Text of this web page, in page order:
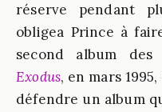
réserve pendant
obligea Prince à
second album des
Exodus, en mars
défendre un album